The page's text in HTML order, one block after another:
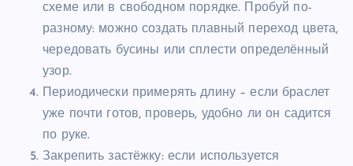
схеме или в свободном порядке. Пробуй по-
разному: можно создать плавный переход цвета,
чередовать бусины или сплести определённый
узор.
Периодически примерять длину – если браслет
уже почти готов, проверь, удобно ли он садится
по руке.
Закрепить застёжку: если используется